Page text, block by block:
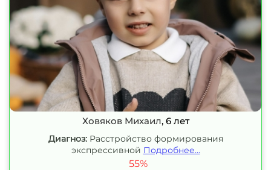
Ховяков Михаил, 6 лет
Диагноз: Расстройство формирования
экспрессивной Подробнее...
55%